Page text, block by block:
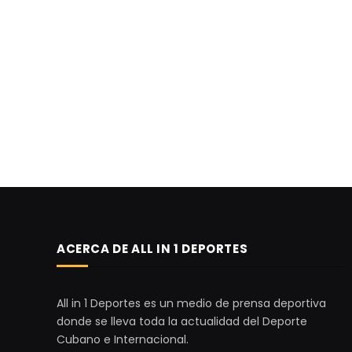
ACERCA DE ALL IN 1 DEPORTES
All in 1 Deportes es un medio de prensa deportiva
donde se lleva toda la actualidad del Deporte
Cubano e Internacional.